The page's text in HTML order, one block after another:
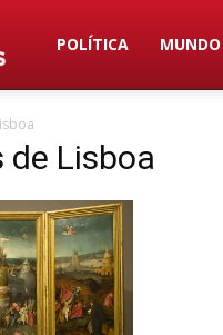
Duas
POLÍTICA MUNDO
de Lisboa